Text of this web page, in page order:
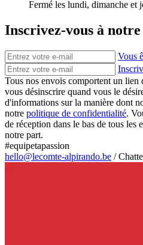
Fermé les lundi, dimanche et
Inscrivez-vous à
Vous
Tous nos envois comportent un
vous désinscrire quand vous le
d'informations sur la manière dont
notre politique de confidentialité.
de réception dans le bas de tous les
notre part.
#equipetapassion
hello@lecomte-alpirando.be /